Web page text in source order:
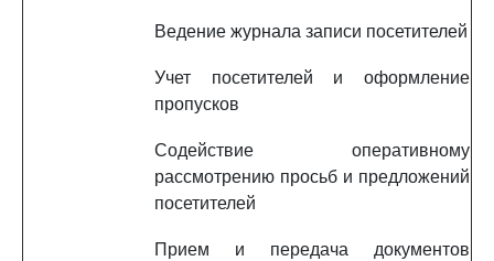
Ведение журнала записи посетителей
Учет посетителей и оформление
пропусков
Содействие оперативному
рассмотрению просьб и предложений
посетителей
Прием и передача документов